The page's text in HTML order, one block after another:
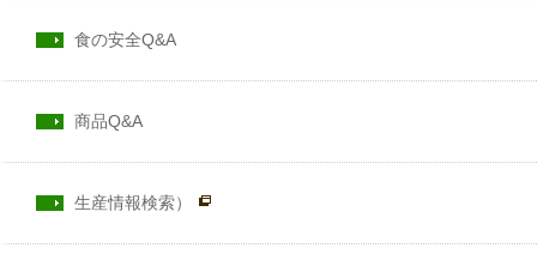
食の安全Q&A
商品Q&A
生産情報検索）